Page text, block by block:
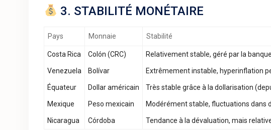
3. STABILITÉ MONÉTAIRE
Pays Monnaie Stabilité
Costa Rica Colón (CRC) Relativement stable, géré par la
Venezuela Bolívar Extrêmement instable, hyperinflation
Équateur Dollar américain Très stable grâce à la dollarisation
Mexique Peso mexicain Modérément stable, fluctuations dans
Nicaragua Córdoba Tendance à la dévaluation, mais